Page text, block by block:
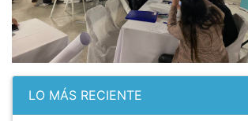
LO MÁS RECIENTE